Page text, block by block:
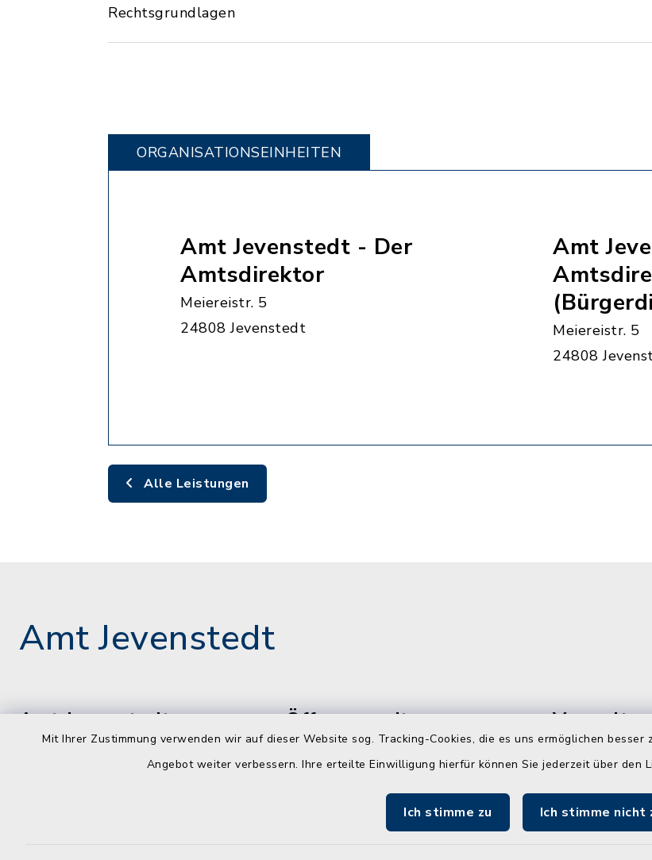
Mit Ihrer Zustimmung verwenden wir auf dieser Website sog. Tracking-Cookies, die es uns ermöglichen
Angebot weiter verbessern. Ihre erteilte Einwilligung hierfür können Sie jederzeit über den
Ich stimme zu Ich stimme nicht
Rechtsgrundlagen
ORGANISATIONS­EINHEITEN
Amt Jevenstedt - Der
Amtsdirektor
Meiereistr. 5
24808 Jevenstedt
Amt
Meiereistr. 5
24808
Alle Leistungen
Amt Jevenstedt
Amt Jevenstedt Öffnungszeiten
montags, dienstags, donnerstags und
08:00-12:00 Uhr
24784
info@amt-